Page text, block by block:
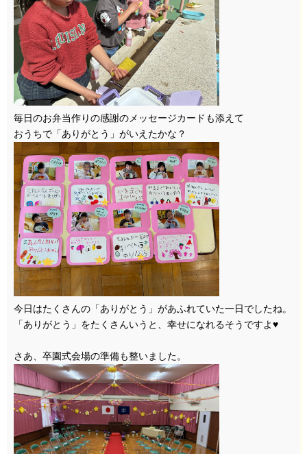
毎日のお弁当作りの感謝のメッセージカードも添えて
おうちで「ありがとう」がいえたかな？
今日はたくさんの「ありがとう」があふれていた一日でしたね。
「ありがとう」をたくさんいうと、幸せになれるそうですよ♥
さあ、卒園式会場の準備も整いました。